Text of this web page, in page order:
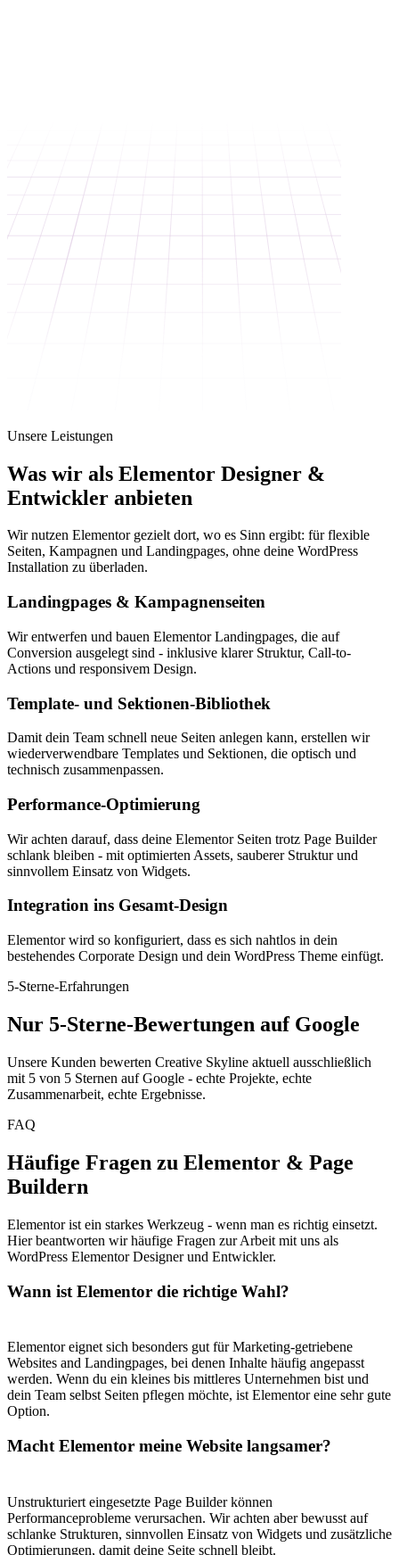
Unsere Leistungen
Was wir als Elementor Designer &
Entwickler anbieten
Wir nutzen Elementor gezielt dort, wo es Sinn ergibt: für flexible
Seiten, Kampagnen und Landingpages, ohne deine WordPress
Installation zu überladen.
Landingpages & Kampagnenseiten
Wir entwerfen und bauen Elementor Landingpages, die auf
Conversion ausgelegt sind - inklusive klarer Struktur, Call-to-
Actions und responsivem Design.
Template- und Sektionen-Bibliothek
Damit dein Team schnell neue Seiten anlegen kann, erstellen wir
wiederverwendbare Templates und Sektionen, die optisch und
technisch zusammenpassen.
Performance-Optimierung
Wir achten darauf, dass deine Elementor Seiten trotz Page Builder
schlank bleiben - mit optimierten Assets, sauberer Struktur und
sinnvollem Einsatz von Widgets.
Integration ins Gesamt-Design
Elementor wird so konfiguriert, dass es sich nahtlos in dein
bestehendes Corporate Design und dein WordPress Theme einfügt.
5-Sterne-Erfahrungen
Nur 5-Sterne-Bewertungen auf Google
Unsere Kunden bewerten Creative Skyline aktuell ausschließlich
mit 5 von 5 Sternen auf Google - echte Projekte, echte
Zusammenarbeit, echte Ergebnisse.
FAQ
Häufige Fragen zu Elementor & Page
Buildern
Elementor ist ein starkes Werkzeug - wenn man es richtig einsetzt.
Hier beantworten wir häufige Fragen zur Arbeit mit uns als
WordPress Elementor Designer und Entwickler.
Wann ist Elementor die richtige Wahl?
Elementor eignet sich besonders gut für Marketing-getriebene
Websites and Landingpages, bei denen Inhalte häufig angepasst
werden. Wenn du ein kleines bis mittleres Unternehmen bist und
dein Team selbst Seiten pflegen möchte, ist Elementor eine sehr gute
Option.
Macht Elementor meine Website langsamer?
Unstrukturiert eingesetzte Page Builder können
Performanceprobleme verursachen. Wir achten aber bewusst auf
schlanke Strukturen, sinnvollen Einsatz von Widgets und zusätzliche
Optimierungen, damit deine Seite schnell bleibt.